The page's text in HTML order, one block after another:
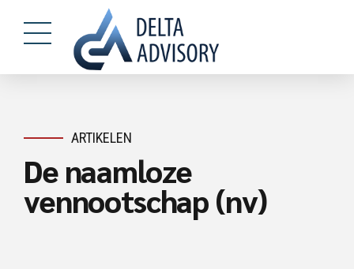
ARTIKELEN
De naamloze
vennootschap (nv)